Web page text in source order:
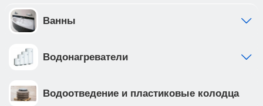
фильтр грубой очистки предустановлен с
завода • ножки рамы регулируются в диапазоне
высокопрочной стали с антикоррозийным
долговечность Приобретая продукцию вы
обеспечиваете спокойствие и комфорт в вашем
Ванны
Водонагреватели
Водоотведение и пластиковые колодца